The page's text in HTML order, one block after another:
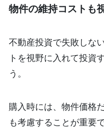
物件の維持コストも
不動産投資で失敗しな
トを視野に入れて投資
う。
購入時には、物件価格
も考慮することが重要で